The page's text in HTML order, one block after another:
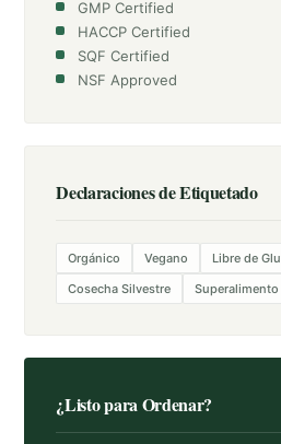
GMP Certified
HACCP Certified
SQF Certified
NSF Approved
Declaraciones de Etiquetado
Orgánico Vegano Libre de
Cosecha Silvestre
Superalimento
¿Listo para Ordenar?